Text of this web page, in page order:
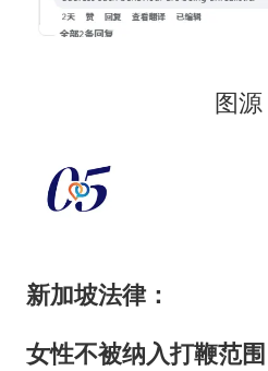
图
新加坡法律：
女性不被纳入打鞭范围